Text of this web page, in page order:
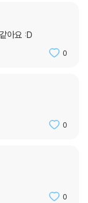
아요 :D
0
0
0